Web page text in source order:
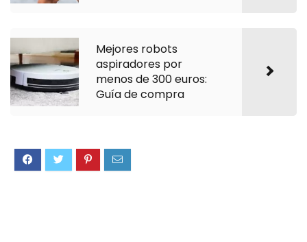
Mejores robots
aspiradores por
menos de 300 euros:
Guía de compra